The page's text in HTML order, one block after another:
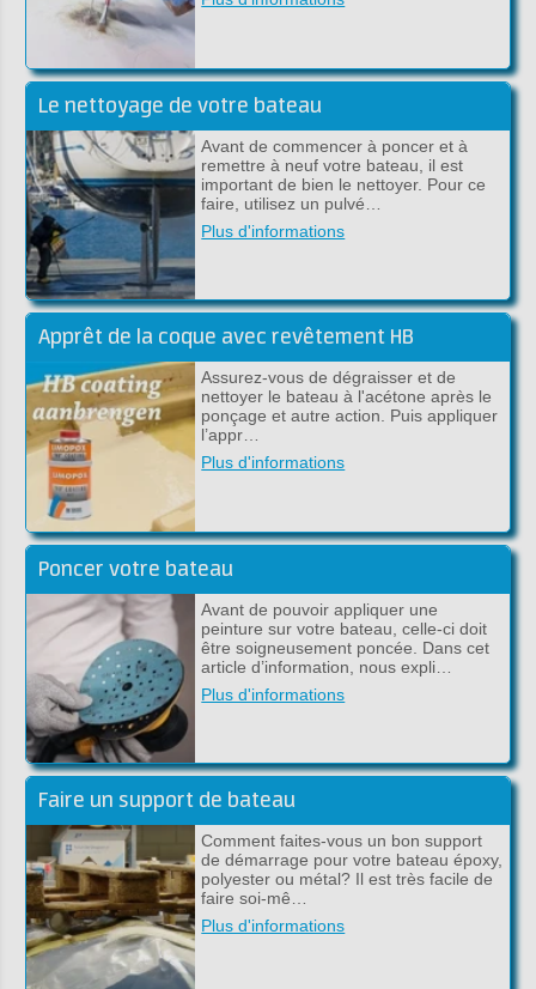
Le nettoyage de votre bateau
Avant de commencer à poncer et à
remettre à neuf votre bateau, il est
important de bien le nettoyer. Pour ce
faire, utilisez un pulvé…
Plus d'informations
Apprêt de la coque avec revêtement HB
Assurez-vous de dégraisser et de
nettoyer le bateau à l'acétone après le
ponçage et autre action. Puis appliquer
l’appr…
Plus d'informations
Poncer votre bateau
Avant de pouvoir appliquer une
peinture sur votre bateau, celle-ci doit
être soigneusement poncée. Dans cet
article d’information, nous expli…
Plus d'informations
Faire un support de bateau
Comment faites-vous un bon support
de démarrage pour votre bateau époxy,
polyester ou métal? Il est très facile de
faire soi-mê…
Plus d'informations